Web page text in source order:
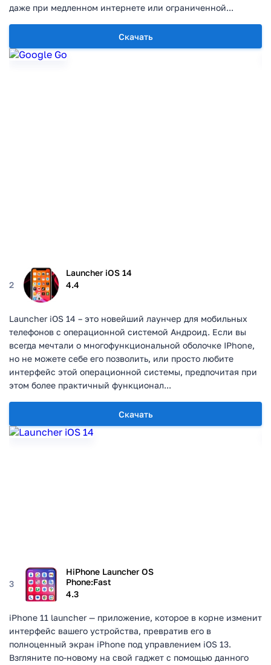
Скачать
даже при медленном интернете или ограниченной...
2
Launcher iOS 14
4.4
Скачать
Launcher iOS 14 – это новейший лаунчер для мобильных
телефонов с операционной системой Андроид. Если вы
всегда мечтали о многофункциональной оболочке IPhone,
но не можете себе его позволить, или просто любите
интерфейс этой операционной системы, предпочитая при
этом более практичный функционал...
3
HiPhone Launcher OS
Phone:Fast
4.3
iPhone 11 launcher — приложение, которое в корне изменит
интерфейс вашего устройства, превратив его в
полноценный экран iPhone под управлением iOS 13.
Взгляните по-новому на свой гаджет с помощью данного